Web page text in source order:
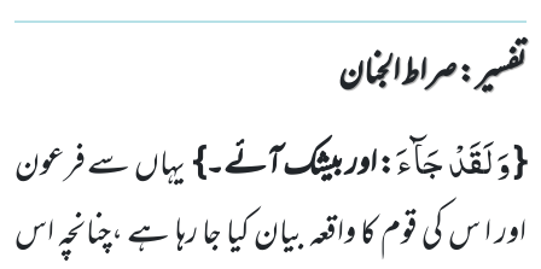
تفسیر : ‎صراط الجنان
{وَ لَقَدْ جَآءَ: اور بیشک آئے۔}یہاںسے فرعون
اور ا س کی قوم کا واقعہ بیان کیا جا رہاہے ،چنانچہ اس